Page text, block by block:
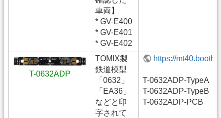
車両】
* GV-E400
* GV-E401
* GV-E402
T-0632ADP
TOMIX製
鉄道模型
「0632」
「EA36」
などと印
字されて
https://
T-0632ADP-TypeA
T-0632ADP-TypeB
T-0632ADP-PCB